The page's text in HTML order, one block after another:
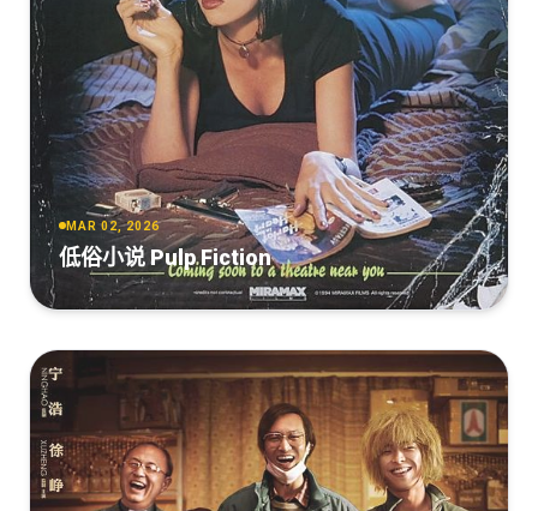
MAR 02, 2026
低俗小说 Pulp Fiction